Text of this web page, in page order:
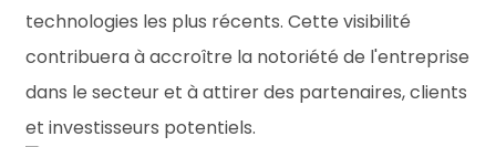
technologies les plus récents. Cette visibilité
contribuera à accroître la notoriété de l'entreprise
dans le secteur et à attirer des partenaires, clients
et investisseurs potentiels.